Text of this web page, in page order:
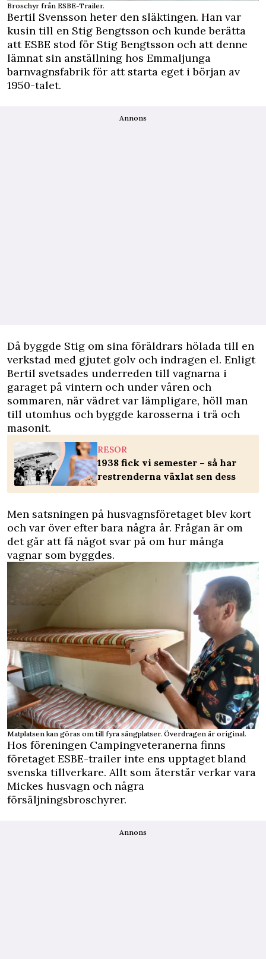
Broschyr från ESBE-Trailer.
Bertil Svensson heter den släktingen. Han var
kusin till en Stig Bengtsson och kunde berätta
att ESBE stod för Stig Bengtsson och att denne
lämnat sin anställning hos Emmaljunga
barnvagnsfabrik för att starta eget i början av
1950-talet.
Annons
Då byggde Stig om sina föräldrars hölada till en
verkstad med gjutet golv och indragen el. Enligt
Bertil svetsades underreden till vagnarna i
garaget på vintern och under våren och
sommaren, när vädret var lämpligare, höll man
till utomhus och byggde karosserna i trä och
masonit.
RESOR
1938 fick vi semester – så har
restrenderna växlat sen dess
Men satsningen på husvagnsföretaget blev kort
och var över efter bara några år. Frågan är om
det går att få något svar på om hur många
vagnar som byggdes.
Matplatsen kan göras om till fyra sängplatser. Överdragen är original.
Hos föreningen Campingveteranerna finns
företaget ESBE-trailer inte ens upptaget bland
svenska tillverkare. Allt som återstår verkar vara
Mickes husvagn och några
försäljningsbroschyrer.
Annons